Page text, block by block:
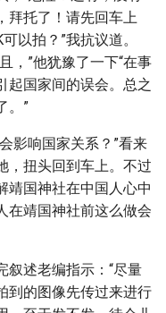
拜托了！请先回车上
以拍？”我抗议道。
，”他犹豫了一下“在事
起国家间的误会。总之
。”
影响国家关系？”看来
，扭头回到车上。不过
靖国神社在中国人心中
在靖国神社前这么做会
叙述老编指示：“尽量
到的图像先传过来进行